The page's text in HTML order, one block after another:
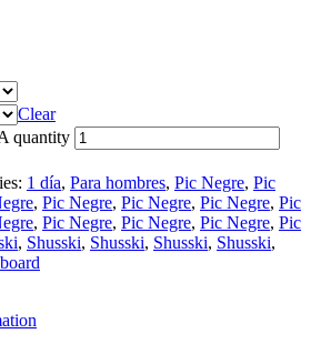
Clear
quantity
1 día, Para hombres, Pic Negre, Pic
, Pic Negre, Pic Negre, Pic Negre, Pic
, Pic Negre, Pic Negre, Pic Negre, Pic
, Shusski, Shusski, Shusski, Shusski,